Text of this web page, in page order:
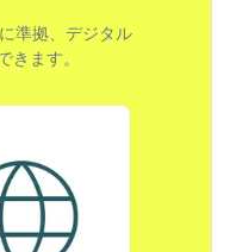
準拠、デジタル
きます。